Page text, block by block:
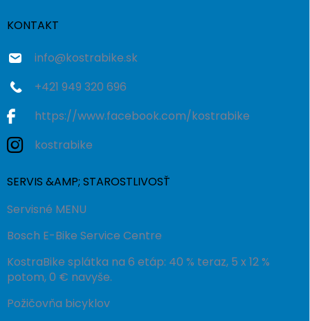
KONTAKT
info@kostrabike.sk
+421 949 320 696
https://www.facebook.com/kostrabike
kostrabike
SERVIS &AMP; STAROSTLIVOSŤ
Servisné MENU
Bosch E-Bike Service Centre
KostraBike splátka na 6 etáp: 40 % teraz, 5 x 12 %
potom, 0 € navyše.
Požičovňa bicyklov